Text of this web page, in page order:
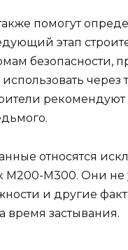
помогут
этап
безопасности,
через
относятся
М200-М300. Они не
и другие
застывания.